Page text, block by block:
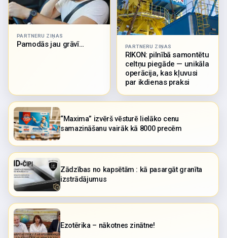
PARTNERU ZIŅAS
Pamodās jau grāvī… PARTNERU ZIŅAS
RIKON: pilnībā samontētu
celtņu piegāde — unikāla
operācija, kas kļuvusi
par ikdienas praksi
“Maxima” izvērš vēsturē lielāko cenu
samazināšanu vairāk kā 8000 precēm
Zādzības no kapsētām : kā pasargāt granīta
izstrādājumus
Ezotērika – nākotnes zinātne!